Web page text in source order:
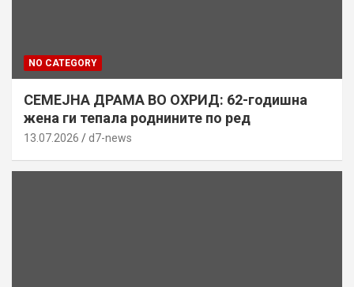
NO CATEGORY
СЕМЕЈНА ДРАМА ВО ОХРИД: 62-годишна
жена ги тепала роднините по ред
13.07.2026 d7-news